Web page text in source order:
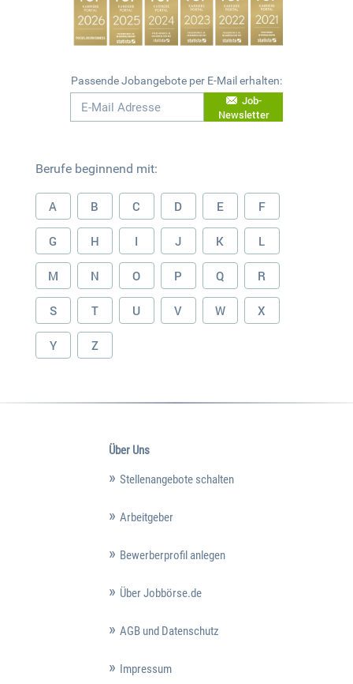
Passende Jobangebote per E-Mail erhalten:
Job-
Newsletter
Berufe beginnend mit:
A B C D E F
G H I J K L
M N O P Q R
S T U V W X
Y Z
Über Uns
Stellenangebote schalten
Arbeitgeber
Bewerberprofil anlegen
Über Jobbörse.de
AGB und Datenschutz
Impressum